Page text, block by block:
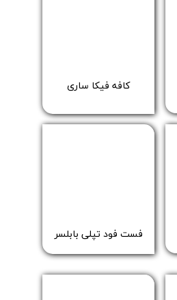
کافه فیکا ساری
فست فود تپلی بابلسر